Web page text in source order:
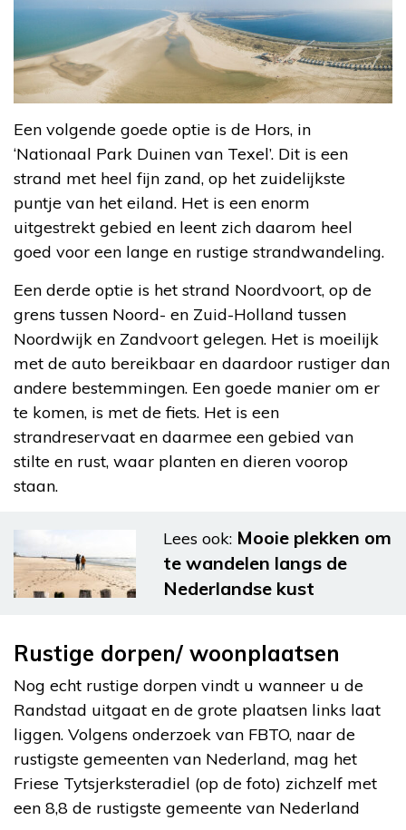
Een volgende goede optie is de Hors, in
‘Nationaal Park Duinen van Texel’. Dit is een
strand met heel fijn zand, op het zuidelijkste
puntje van het eiland. Het is een enorm
uitgestrekt gebied en leent zich daarom heel
goed voor een lange en rustige strandwandeling.
Een derde optie is het strand Noordvoort, op de
grens tussen Noord- en Zuid-Holland tussen
Noordwijk en Zandvoort gelegen. Het is moeilijk
met de auto bereikbaar en daardoor rustiger dan
andere bestemmingen. Een goede manier om er
te komen, is met de fiets. Het is een
strandreservaat en daarmee een gebied van
stilte en rust, waar planten en dieren voorop
staan.
Lees ook: Mooie plekken om
te wandelen langs de
Nederlandse kust
Rustige dorpen/ woonplaatsen
Nog echt rustige dorpen vindt u wanneer u de
Randstad uitgaat en de grote plaatsen links laat
liggen. Volgens onderzoek van FBTO, naar de
rustigste gemeenten van Nederland, mag het
Friese Tytsjerksteradiel (op de foto) zichzelf met
een 8,8 de rustigste gemeente van Nederland